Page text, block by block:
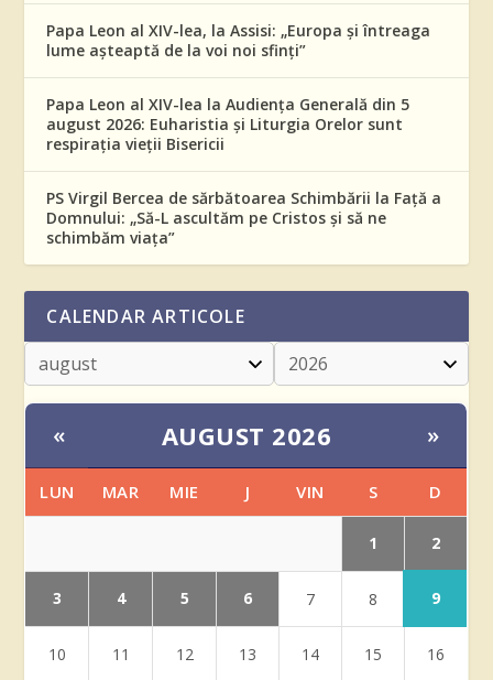
Papa Leon al XIV-lea, la Assisi: „Europa și întreaga
lume așteaptă de la voi noi sfinți”
Papa Leon al XIV-lea la Audiența Generală din 5
august 2026: Euharistia și Liturgia Orelor sunt
respirația vieții Bisericii
PS Virgil Bercea de sărbătoarea Schimbării la Față a
Domnului: „Să-L ascultăm pe Cristos și să ne
schimbăm viața”
CALENDAR ARTICOLE
« AUGUST 2026 »
LUN MAR MIE J VIN S D
1 2
3 4 5 6 7 8 9
10 11 12 13 14 15 16